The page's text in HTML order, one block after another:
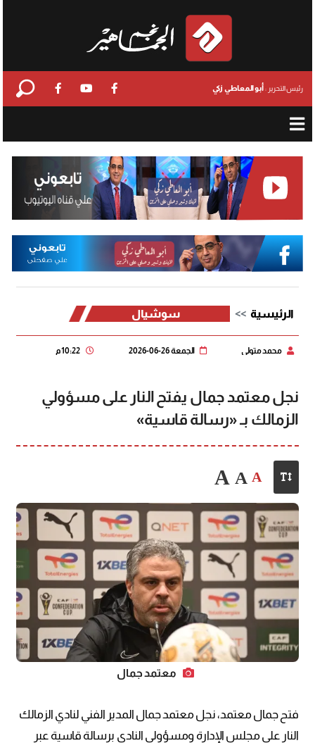
رئيس التحرير : أبو المعاطي زكي
الرئيسية سوشيال
محمد متولي الجمعة 26-06-2026 10:22 م
نجل معتمد جمال يفتح النار على مسؤولي
الزمالك بـ «رسالة قاسية»
A
A
A
معتمد جمال
فتح جمال معتمد، نجل معتمد جمال المدير الفني لنادي الزمالك
النار على مجلس الإدارة ومسؤولي النادي برسالة قاسية عبر